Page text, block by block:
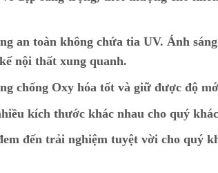
an toàn không chứa tia UV. Ánh
nội thất xung quanh.
chống Oxy hóa tốt và giữ được độ
kích thước khác nhau cho quý
đến trải nghiệm tuyệt vời cho quý